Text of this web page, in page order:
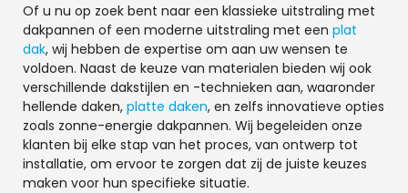
Of u nu op zoek bent naar een klassieke uitstraling met
dakpannen of een moderne uitstraling met een plat
dak, wij hebben de expertise om aan uw wensen te
voldoen. Naast de keuze van materialen bieden wij ook
verschillende dakstijlen en -technieken aan, waaronder
hellende daken, platte daken, en zelfs innovatieve opties
zoals zonne-energie dakpannen. Wij begeleiden onze
klanten bij elke stap van het proces, van ontwerp tot
installatie, om ervoor te zorgen dat zij de juiste keuzes
maken voor hun specifieke situatie.